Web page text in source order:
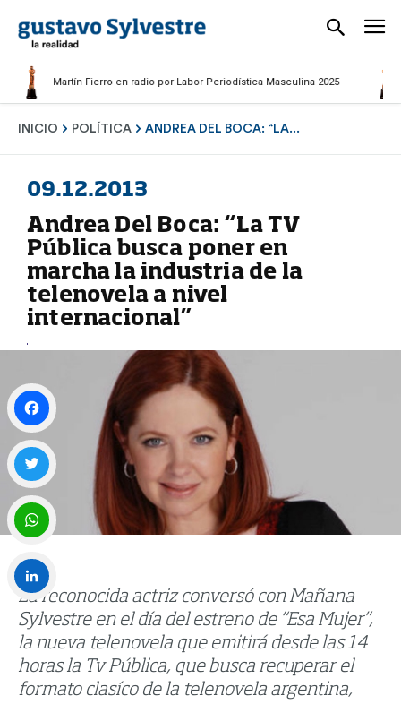
Martín Fierro en radio por Labor Periodística Masculina 2025
INICIO POLÍTICA ANDREA DEL BOCA: “LA...
09.12.2013
Andrea Del Boca: “La TV
Pública busca poner en
marcha la industria de la
telenovela a nivel
internacional”
La reconocida actriz conversó con Mañana
Sylvestre en el día del estreno de “Esa Mujer”,
la nueva telenovela que emitirá desde las 14
horas la Tv Pública, que busca recuperar el
formato clasíco de la telenovela argentina,
Facebook
Twitter
WhatsApp
LinkedIn